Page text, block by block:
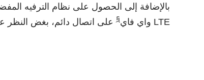
LTE واي فاي
§على اتصال دائم، بغض النظر